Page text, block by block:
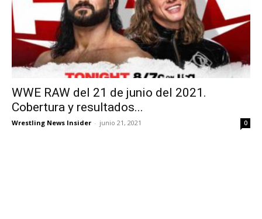
WWE RAW del 21 de junio del 2021.
Cobertura y resultados...
Wrestling News Insider - junio 21, 2021 0